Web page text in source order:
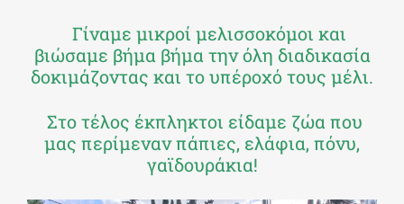
Γίναμε μικροί μελισσοκόμοι και
βιώσαμε βήμα βήμα την όλη διαδικασία
δοκιμάζοντας και το υπέροχό τους μέλι.
Στο τέλος έκπληκτοι είδαμε ζώα που
μας περίμεναν πάπιες, ελάφια, πόνυ,
γαϊδουράκια!